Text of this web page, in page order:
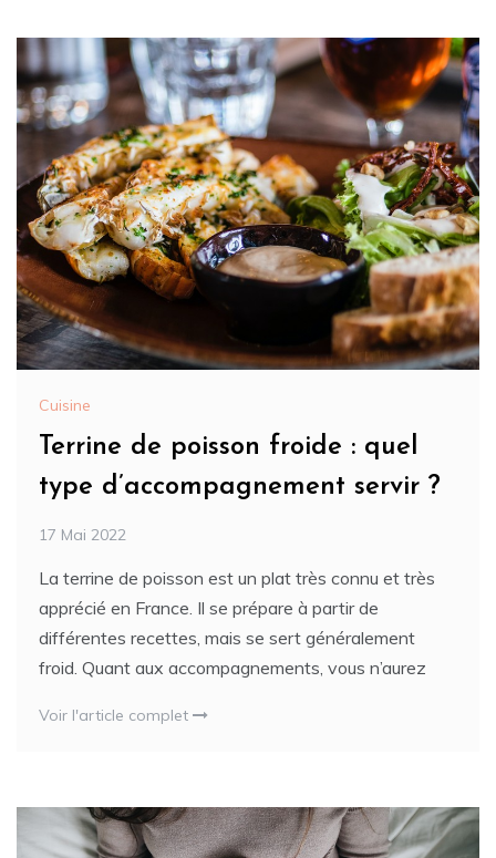
Cuisine
Terrine de poisson froide : quel
type d’accompagnement servir ?
17 Mai 2022
La terrine de poisson est un plat très connu et très
apprécié en France. Il se prépare à partir de
différentes recettes, mais se sert généralement
froid. Quant aux accompagnements, vous n’aurez
Voir l'article complet